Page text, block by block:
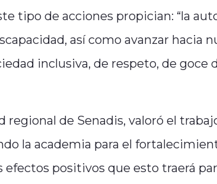
tipo de acciones propician: “la
así como avanzar hacia
inclusiva, de respeto, de goce
regional de Senadis, valoró el
la academia para el
efectos positivos que esto traerá